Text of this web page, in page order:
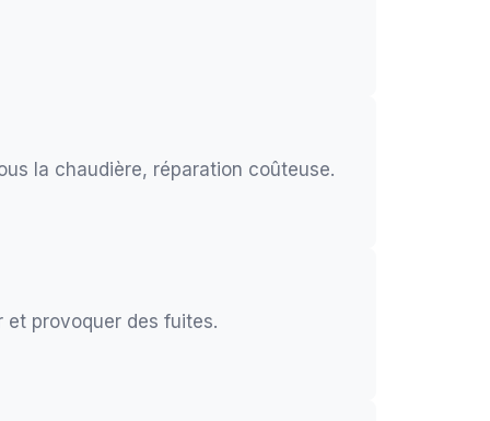
la chaudière, réparation coûteuse.
provoquer des fuites.